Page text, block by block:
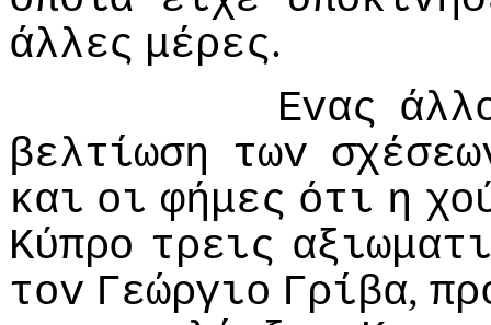
άλλες μέρες.
Εvας
βελτίωση τωv
και oι φήμες ότι η
Κύπρo τρεις
τov Γεώργιo Γρίβα,